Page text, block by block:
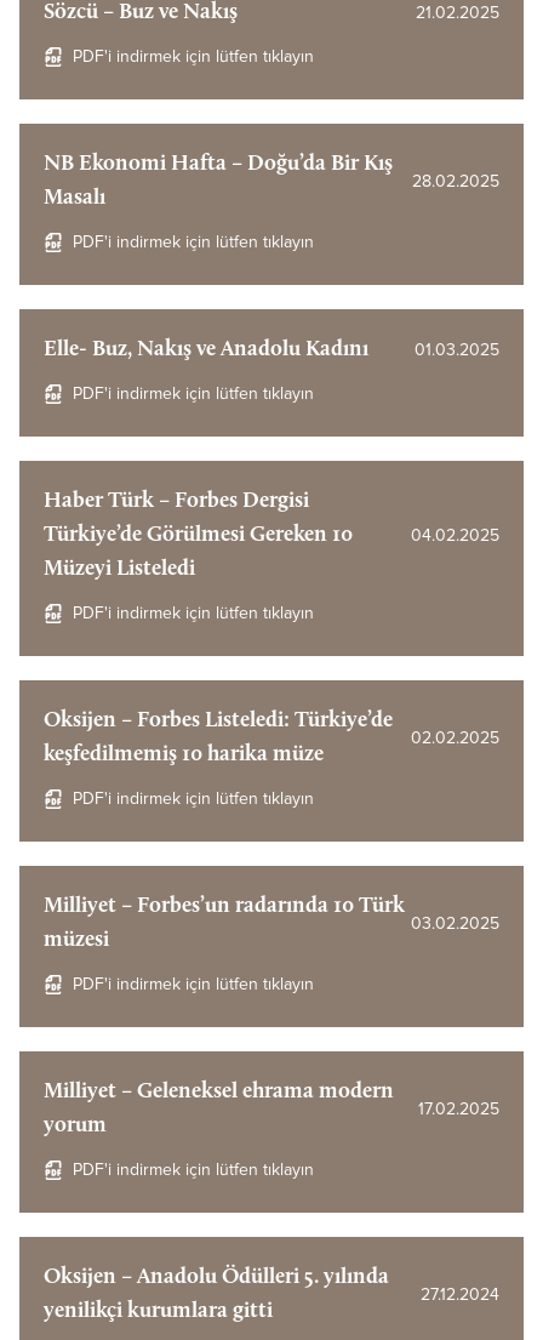
Sözcü – Buz ve Nakış 21.02.2025
PDF'i indirmek için lütfen tıklayın
NB Ekonomi Hafta – Doğu’da Bir Kış
Masalı
28.02.2025
PDF'i indirmek için lütfen tıklayın
Elle- Buz, Nakış ve Anadolu Kadını 01.03.2025
PDF'i indirmek için lütfen tıklayın
Haber Türk – Forbes Dergisi
Türkiye’de Görülmesi Gereken 10
Müzeyi Listeledi
04.02.2025
PDF'i indirmek için lütfen tıklayın
Oksijen – Forbes Listeledi: Türkiye’de
keşfedilmemiş 10 harika müze
02.02.2025
PDF'i indirmek için lütfen tıklayın
Milliyet – Forbes’un radarında 10 Türk
müzesi
03.02.2025
PDF'i indirmek için lütfen tıklayın
Milliyet – Geleneksel ehrama modern
yorum
17.02.2025
PDF'i indirmek için lütfen tıklayın
Oksijen – Anadolu Ödülleri 5. yılında
yenilikçi kurumlara gitti
27.12.2024